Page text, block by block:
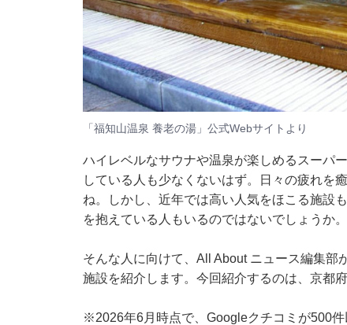
「福知山温泉 養老の湯」公式Webサイトより
ハイレベルなサウナや温泉が楽しめるスーパ
している人も少なくないはず。日々の疲れを
ね。しかし、近年では高い人気をほこる施
を抱えている人もいるのではないでしょうか。
そんな人に向けて、All About ニュース編集
施設を紹介します。今回紹介するのは、京都
※2026年6月時点で、Googleクチコミが500